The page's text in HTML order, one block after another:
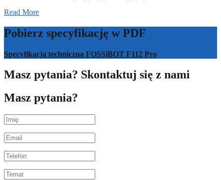
Read More
Pobierz specyfikację w PDF
Specyfikacja techniczna FOSSiBOT F112 Pro
Masz pytania? Skontaktuj się z nami
Masz pytania?